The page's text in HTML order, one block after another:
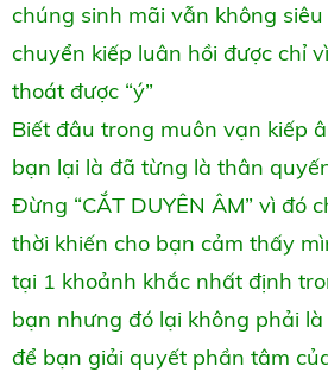
chúng sinh mãi vẫn không
chuyển kiếp luân hồi được chỉ
thoát được “ý”
Biết đâu trong muôn vạn kiếp
bạn lại là đã từng là thân
Đừng “CẮT DUYÊN ÂM” vì đó
thời khiến cho bạn cảm thấy
tại 1 khoảnh khắc nhất định
bạn nhưng đó lại không phải
để bạn giải quyết phần tâm